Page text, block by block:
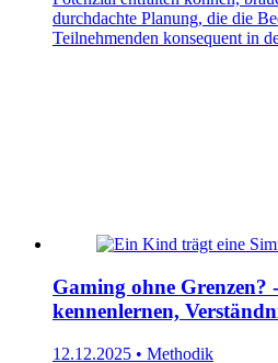
durchdachte Planung, die die
Teilnehmenden konsequent in
Gaming ohne Grenzen?
kennenlernen,
12.12.2025 • Methodik